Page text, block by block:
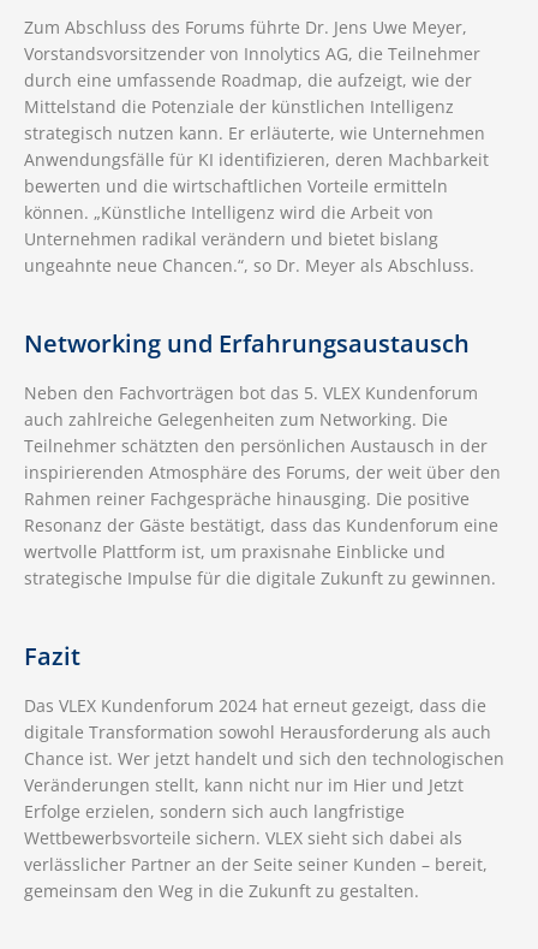
Zum Abschluss des Forums führte Dr. Jens Uwe Meyer,
Vorstandsvorsitzender von Innolytics AG, die Teilnehmer
durch eine umfassende Roadmap, die aufzeigt, wie der
Mittelstand die Potenziale der künstlichen Intelligenz
strategisch nutzen kann. Er erläuterte, wie Unternehmen
Anwendungsfälle für KI identifizieren, deren Machbarkeit
bewerten und die wirtschaftlichen Vorteile ermitteln
können. „Künstliche Intelligenz wird die Arbeit von
Unternehmen radikal verändern und bietet bislang
ungeahnte neue Chancen.“, so Dr. Meyer als Abschluss.
Networking und Erfahrungsaustausch
Neben den Fachvorträgen bot das 5. VLEX Kundenforum
auch zahlreiche Gelegenheiten zum Networking. Die
Teilnehmer schätzten den persönlichen Austausch in der
inspirierenden Atmosphäre des Forums, der weit über den
Rahmen reiner Fachgespräche hinausging. Die positive
Resonanz der Gäste bestätigt, dass das Kundenforum eine
wertvolle Plattform ist, um praxisnahe Einblicke und
strategische Impulse für die digitale Zukunft zu gewinnen.
Fazit
Das VLEX Kundenforum 2024 hat erneut gezeigt, dass die
digitale Transformation sowohl Herausforderung als auch
Chance ist. Wer jetzt handelt und sich den technologischen
Veränderungen stellt, kann nicht nur im Hier und Jetzt
Erfolge erzielen, sondern sich auch langfristige
Wettbewerbsvorteile sichern. VLEX sieht sich dabei als
verlässlicher Partner an der Seite seiner Kunden – bereit,
gemeinsam den Weg in die Zukunft zu gestalten.